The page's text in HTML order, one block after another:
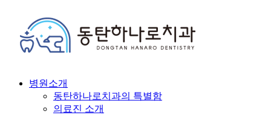
병원소개
동탄하나로치과의 특별함
의료진 소개